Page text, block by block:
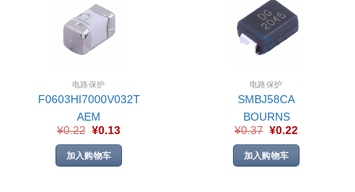
电路保护
F0603HI7000V032T
AEM
¥0.22 ¥0.13
加入购物车
电路保护
SMBJ58CA
BOURNS
¥0.37 ¥0.22
加入购物车